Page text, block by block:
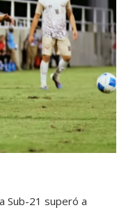
Sub-21 superó a